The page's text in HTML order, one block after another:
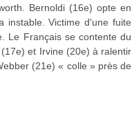
Bernoldi (16e) opte en
instable. Victime d'une fuite
Le Français se contente du
et Irvine (20e) à ralentir
(21e) « colle » près de